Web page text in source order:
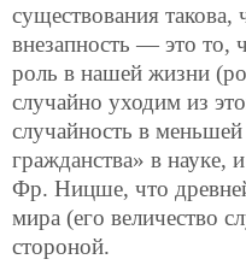
существования такова,
внезапность — это то,
роль в нашей жизни
случайно уходим из
случайность в
гражданства» в науке,
Фр. Ницше, что
мира (его величество
стороной.